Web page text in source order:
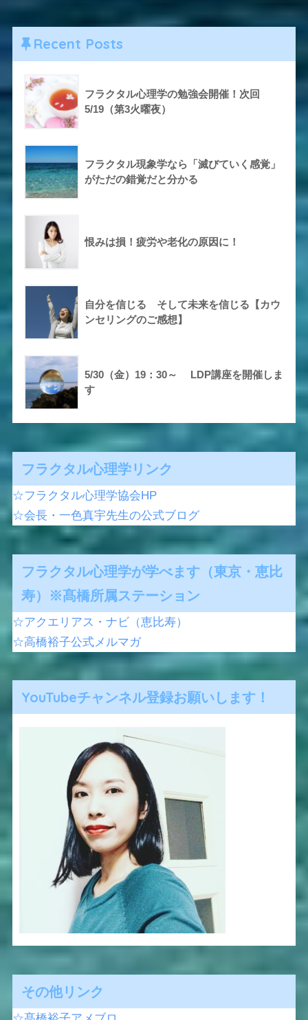
Recent Posts
フラクタル心理学の勉強会開催！次回
5/19（第3火曜夜）
フラクタル現象学なら「滅びていく感覚」
がただの錯覚だと分かる
恨みは損！疲労や老化の原因に！
自分を信じる そして未来を信じる【カウ
ンセリングのご感想】
5/30（金）19：30～ LDP講座を開催しま
す
フラクタル心理学リンク
☆フラクタル心理学協会HP
☆会長・一色真宇先生の公式ブログ
フラクタル心理学が学べます（東京・恵比
寿）※髙橋所属ステーション
☆アクエリアス・ナビ（恵比寿）
☆高橋裕子公式メルマガ
YouTubeチャンネル登録お願いします！
その他リンク